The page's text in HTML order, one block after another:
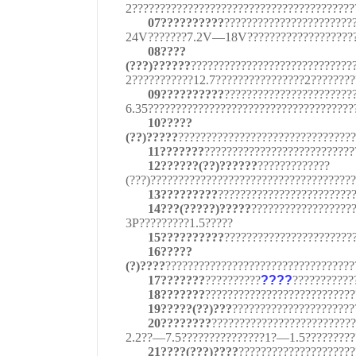
07??????????
08????
(???)??????
09??????????
10?????
(??)?????
11???????
12??????(??)???????????????????
13?????????
14???(?????)?????
3P?????????1.5?????
15??????????
16?????
(?)????
17?????????????????????
18???????
19?????(??)???
20????????
21????(???)????